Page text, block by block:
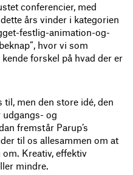
conferencier, med
års vinder i kategorien
festlig-animation-og-
hvor vi som
forskel på hvad der er
til, men den store idé, den
og
fremstår Parup’s
til os allesammen om at
om. Kreativ, effektiv
mindre.